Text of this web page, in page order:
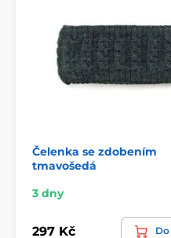
Čelenka se zdobením
tmavošedá
3 dny
297 Kč